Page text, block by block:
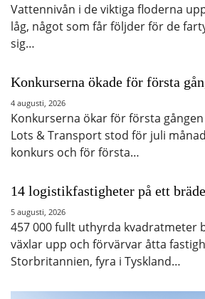
Vattennivån i de viktiga floderna
låg, något som får följder för de
sig…
Konkurserna ökade för första
4 augusti, 2026
Konkurserna ökar för första
Lots & Transport stod för juli
konkurs och för första…
14 logistikfastigheter på ett bräde
5 augusti, 2026
457 000 fullt uthyrda kvadratmeter
växlar upp och förvärvar åtta
Storbritannien, fyra i Tyskland…